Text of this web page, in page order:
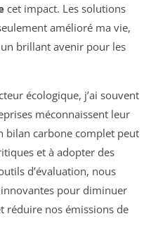
cet impact. Les solutions
amélioré ma vie,
brillant avenir pour les
écologique, j’ai souvent
méconnaissent leur
bilan carbone complet peut
et à adopter des
d’évaluation, nous
innovantes pour diminuer
réduire nos émissions de